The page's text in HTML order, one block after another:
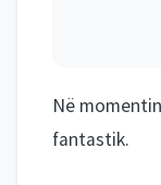
Në
fantastik.